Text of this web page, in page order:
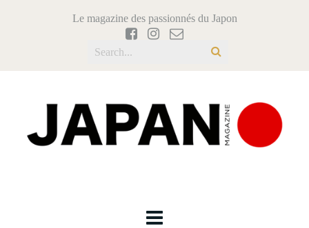
Le magazine des passionnés du Japon